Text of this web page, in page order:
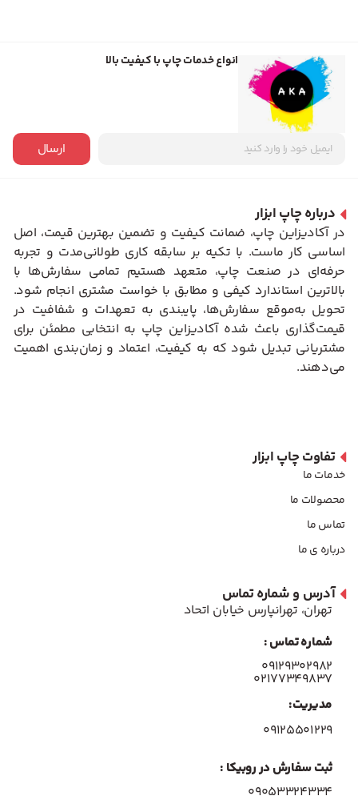
انواع خدمات چاپ با کیفیت بالا
ارسال
درباره چاپ ابزار
در آکادیزاین چاپ، ضمانت کیفیت و تضمین بهترین قیمت، اصل
اساسی کار ماست. با تکیه بر سابقه کاری طولانی‌مدت و تجربه
حرفه‌ای در صنعت چاپ، متعهد هستیم تمامی سفارش‌ها با
بالاترین استاندارد کیفی و مطابق با خواست مشتری انجام شود.
تحویل به‌موقع سفارش‌ها، پایبندی به تعهدات و شفافیت در
قیمت‌گذاری باعث شده آکادیزاین چاپ به انتخابی مطمئن برای
مشتریانی تبدیل شود که به کیفیت، اعتماد و زمان‌بندی اهمیت
می‌دهند.
تفاوت چاپ ابزار
خدمات ما
محصولات ما
تماس ما
درباره ی ما
آدرس و شماره تماس
تهران، تهرانپارس خیابان اتحاد
شماره تماس :
۰۹۱۲۹۳۰۲۹۸۲
۰۲۱۷۷۳۴۹۸۳۷
مدیریت:
۰۹۱۲۵۵۰۱۲۲۹
ثبت سفارش در روبیکا :
09053324334